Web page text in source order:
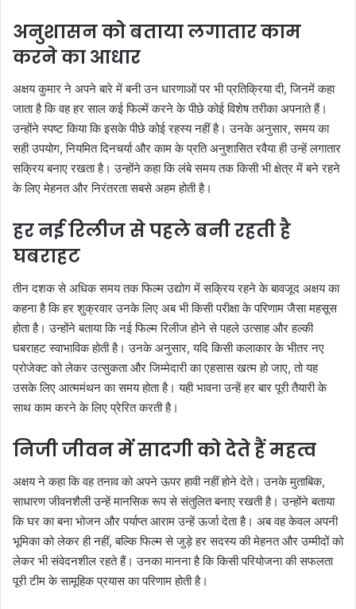
अनुशासन को बताया लगातार काम
करने का आधार
अक्षय कुमार ने अपने बारे में बनी उन धारणाओं पर भी प्रतिक्रिया दी, जिनमें कहा
जाता है कि वह हर साल कई फिल्में करने के पीछे कोई विशेष तरीका अपनाते हैं।
उन्होंने स्पष्ट किया कि इसके पीछे कोई रहस्य नहीं है। उनके अनुसार, समय का
सही उपयोग, नियमित दिनचर्या और काम के प्रति अनुशासित रवैया ही उन्हें लगातार
सक्रिय बनाए रखता है। उन्होंने कहा कि लंबे समय तक किसी भी क्षेत्र में बने रहने
के लिए मेहनत और निरंतरता सबसे अहम होती है।
हर नई रिलीज से पहले बनी रहती है
घबराहट
तीन दशक से अधिक समय तक फिल्म उद्योग में सक्रिय रहने के बावजूद अक्षय का
कहना है कि हर शुक्रवार उनके लिए अब भी किसी परीक्षा के परिणाम जैसा महसूस
होता है। उन्होंने बताया कि नई फिल्म रिलीज होने से पहले उत्साह और हल्की
घबराहट स्वाभाविक होती है। उनके अनुसार, यदि किसी कलाकार के भीतर नए
प्रोजेक्ट को लेकर उत्सुकता और जिम्मेदारी का एहसास खत्म हो जाए, तो यह
उसके लिए आत्ममंथन का समय होता है। यही भावना उन्हें हर बार पूरी तैयारी के
साथ काम करने के लिए प्रेरित करती है।
निजी जीवन में सादगी को देते हैं महत्व
अक्षय ने कहा कि वह तनाव को अपने ऊपर हावी नहीं होने देते। उनके मुताबिक,
साधारण जीवनशैली उन्हें मानसिक रूप से संतुलित बनाए रखती है। उन्होंने बताया
कि घर का बना भोजन और पर्याप्त आराम उन्हें ऊर्जा देता है। अब वह केवल अपनी
भूमिका को लेकर ही नहीं, बल्कि फिल्म से जुड़े हर सदस्य की मेहनत और उम्मीदों को
लेकर भी संवेदनशील रहते हैं। उनका मानना है कि किसी परियोजना की सफलता
पूरी टीम के सामूहिक प्रयास का परिणाम होती है।